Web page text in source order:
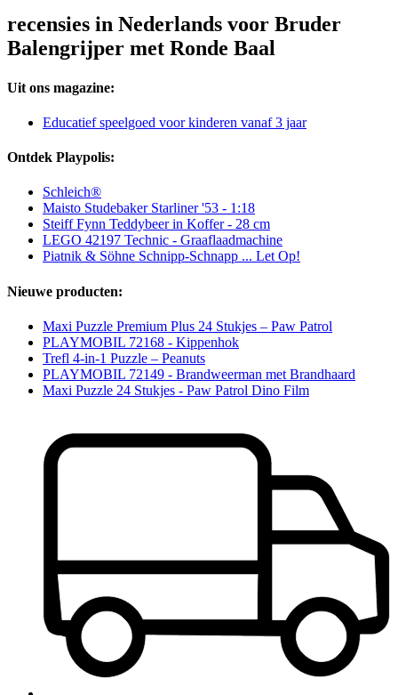
recensies in Nederlands voor Bruder
Balengrijper met Ronde Baal
Uit ons magazine:
Educatief speelgoed voor kinderen vanaf 3 jaar
Ontdek Playpolis:
Schleich®
Maisto Studebaker Starliner '53 - 1:18
Steiff Fynn Teddybeer in Koffer - 28 cm
LEGO 42197 Technic - Graaflaadmachine
Piatnik & Söhne Schnipp-Schnapp ... Let Op!
Nieuwe producten:
Maxi Puzzle Premium Plus 24 Stukjes – Paw Patrol
PLAYMOBIL 72168 - Kippenhok
Trefl 4-in-1 Puzzle – Peanuts
PLAYMOBIL 72149 - Brandweerman met Brandhaard
Maxi Puzzle 24 Stukjes - Paw Patrol Dino Film